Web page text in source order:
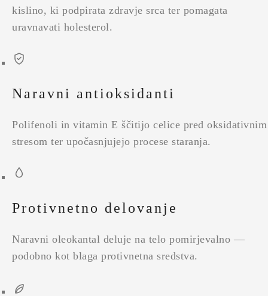
kislino, ki podpirata zdravje srca ter pomagata
uravnavati holesterol.
Naravni antioksidanti
Polifenoli in vitamin E ščitijo celice pred oksidativnim
stresom ter upočasnjujejo procese staranja.
Protivnetno delovanje
Naravni oleokantal deluje na telo pomirjevalno —
podobno kot blaga protivnetna sredstva.